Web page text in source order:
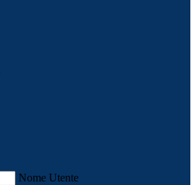
Nome Utente